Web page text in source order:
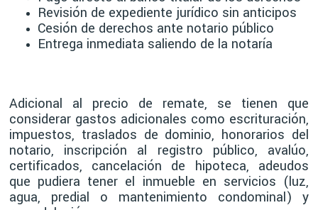
Revisión de expediente jurídico sin anticipos
Cesión de derechos ante notario público
Entrega inmediata saliendo de la notaría
Adicional al precio de remate, se tienen que
considerar gastos adicionales como escrituración,
impuestos, traslados de dominio, honorarios del
notario, inscripción al registro público, avalúo,
certificados, cancelación de hipoteca, adeudos
que pudiera tener el inmueble en servicios (luz,
agua, predial o mantenimiento condominal) y